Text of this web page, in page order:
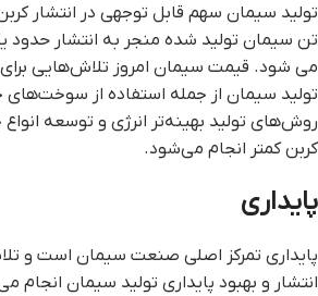
تولید سیمان سهم قابل توجهی در انتشار
تن سیمان تولید شده منجر به انتشار
می شود. قیمت سیمان امروز تلاش‌هایی
تولید سیمان از جمله استفاده از سوخت‌های
روش‌های تولید بهینه‌تر انرژی و توسعه انواع
کربن کمتر انجام می‌شود.
پایداری
پایداری تمرکز اصلی صنعت سیمان است و
انتشار و بهبود پایداری تولید سیمان